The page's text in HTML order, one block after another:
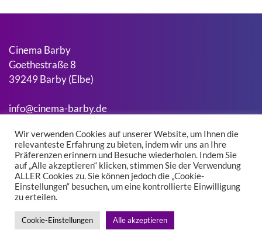
Cinema Barby
Goethestraße 8
39249 Barby (Elbe)
info@cinema-barby.de
Suchen
Suchen
Impressum
Wir verwenden Cookies auf unserer Website, um Ihnen die
relevanteste Erfahrung zu bieten, indem wir uns an Ihre
Präferenzen erinnern und Besuche wiederholen. Indem Sie
auf „Alle akzeptieren“ klicken, stimmen Sie der Verwendung
ALLER Cookies zu. Sie können jedoch die „Cookie-
Einstellungen“ besuchen, um eine kontrollierte Einwilligung
zu erteilen.
Cookie-Einstellungen Alle akzeptieren